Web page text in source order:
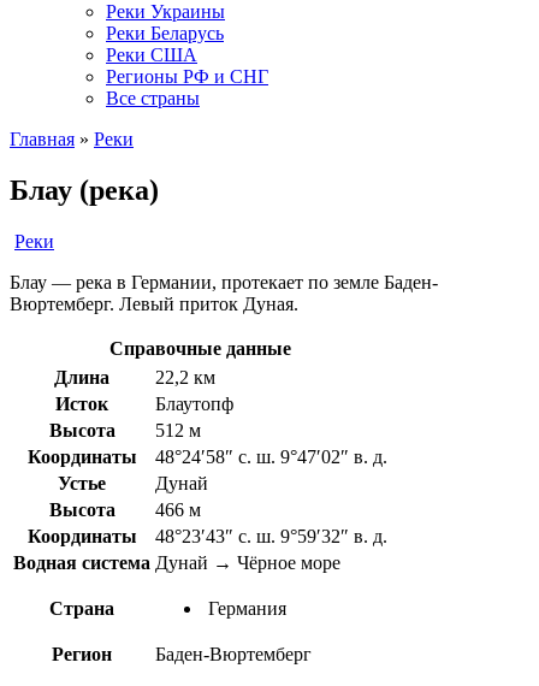
Реки Украины
Реки Беларусь
Реки США
Регионы РФ и СНГ
Все страны
Главная » Реки
Блау (река)
Реки
Блау — река в Германии, протекает по земле Баден-
Вюртемберг. Левый приток Дуная.
Справочные данные
Длина
22,2 км
Исток
Блаутопф
Высота
512 м
Координаты
48°24′58″ с. ш. 9°47′02″ в. д.
Устье
Дунай
Высота
466 м
Координаты
48°23′43″ с. ш. 9°59′32″ в. д.
Водная система Дунай → Чёрное море
Страна Германия
Регион Баден-Вюртемберг